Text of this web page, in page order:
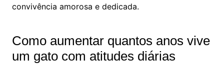
convivência amorosa e dedicada.
Como aumentar quantos anos vive
um gato com atitudes diárias